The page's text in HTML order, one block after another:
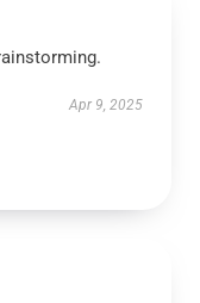
Apr 9, 2025